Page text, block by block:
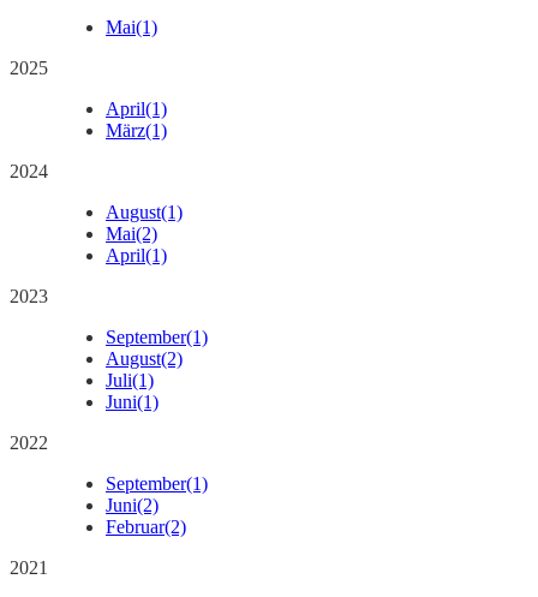
Mai(1)
2025
April(1)
März(1)
2024
August(1)
Mai(2)
April(1)
2023
September(1)
August(2)
Juli(1)
Juni(1)
2022
September(1)
Juni(2)
Februar(2)
2021